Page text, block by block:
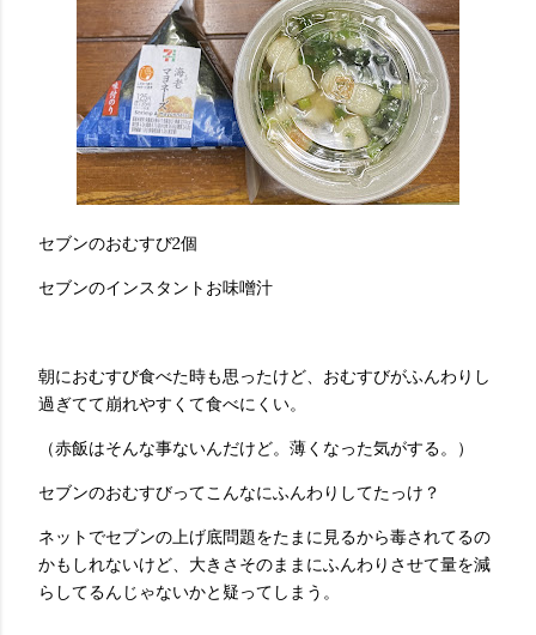
セブンのおむすび2個
セブンのインスタントお味噌汁
朝におむすび食べた時も思ったけど、おむすびがふんわりし
過ぎてて崩れやすくて食べにくい。
（赤飯はそんな事ないんだけど。薄くなった気がする。）
セブンのおむすびってこんなにふんわりしてたっけ？
ネットでセブンの上げ底問題をたまに見るから毒されてるの
かもしれないけど、大きさそのままにふんわりさせて量を減
らしてるんじゃないかと疑ってしまう。